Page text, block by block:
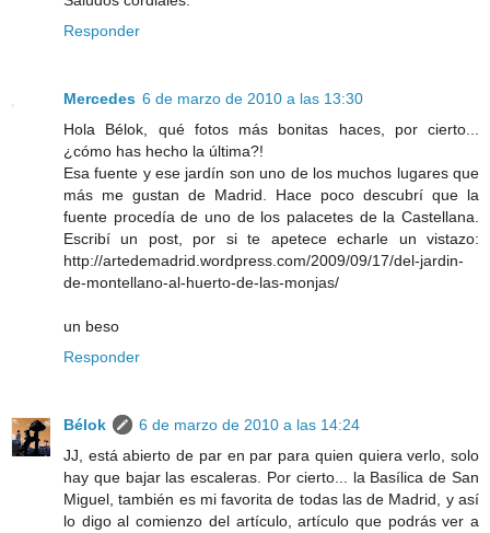
Responder
Mercedes 6 de marzo de 2010 a las 13:30
Hola Bélok, qué fotos más bonitas haces, por cierto...
¿cómo has hecho la última?!
Esa fuente y ese jardín son uno de los muchos lugares que
más me gustan de Madrid. Hace poco descubrí que la
fuente procedía de uno de los palacetes de la Castellana.
Escribí un post, por si te apetece echarle un vistazo:
http://artedemadrid.wordpress.com/2009/09/17/del-jardin-
de-montellano-al-huerto-de-las-monjas/
un beso
Responder
Bélok
6 de marzo de 2010 a las 14:24
JJ, está abierto de par en par para quien quiera verlo, solo
hay que bajar las escaleras. Por cierto... la Basílica de San
Miguel, también es mi favorita de todas las de Madrid, y así
lo digo al comienzo del artículo, artículo que podrás ver a